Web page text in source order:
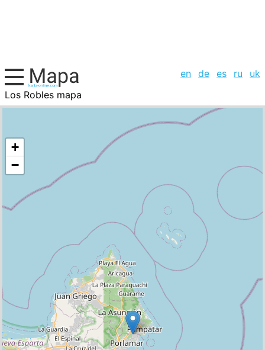
en de es ru
uk
Los Robles mapa
Venezuela, la lista de ciudades
+
−